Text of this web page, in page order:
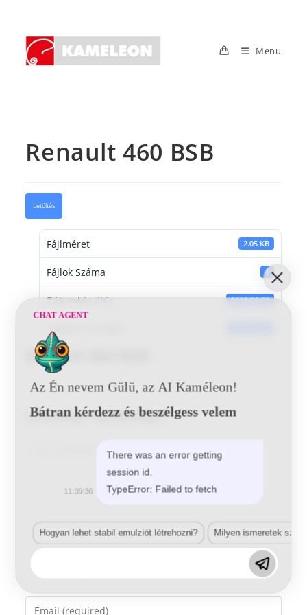
content
Menu
Renault 460 BSB
Letöltés
Fájlméret 2.05 KB
Fájlok Száma 1
Dátumkészítés 2016-06-20
Utoljára frissített
Renault 460 BSB
Vélemény, hozzászólás?
your
name
Enter
CHAT AGENT
Az Én nevem Gülü, az AI Kaméleon!
Bátran kérdezz és beszélgess velem
There was an error getting
session id.
TypeError: Failed to fetch
11:39:36
Hogyan lehet stabil emulziót létrehozni? Milyen ismeretek